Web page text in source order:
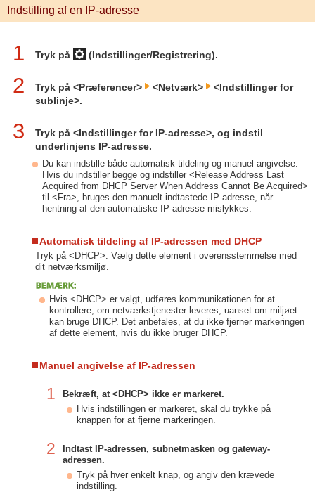
Indstilling af en IP-adresse
1 Tryk på (Indstillinger/Registrering).
2 Tryk på <Præferencer> <Netværk>
<Indstillinger for
sublinje>.
3
Tryk på <Indstillinger for IP-adresse>, og indstil
underlinjens IP-adresse.
Du kan indstille både automatisk tildeling og manuel angivelse.
Hvis du indstiller begge og indstiller <Release Address Last
Acquired from DHCP Server When Address Cannot Be Acquired>
til <Fra>, bruges den manuelt indtastede IP-adresse, når
hentning af den automatiske IP-adresse mislykkes.
Automatisk tildeling af IP-adressen med DHCP
Tryk på <DHCP>. Vælg dette element i overensstemmelse med
dit netværksmiljø.
Hvis <DHCP> er valgt, udføres kommunikationen for at
kontrollere, om netværkstjenester leveres, uanset om miljøet
kan bruge DHCP. Det anbefales, at du ikke fjerner markeringen
af dette element, hvis du ikke bruger DHCP.
Manuel angivelse af IP-adressen
1
Bekræft, at <DHCP> ikke er markeret.
Hvis indstillingen er markeret, skal du trykke på
knappen for at fjerne markeringen.
2
Indtast IP-adressen, subnetmasken og gateway-
adressen.
Tryk på hver enkelt knap, og angiv den krævede
indstilling.